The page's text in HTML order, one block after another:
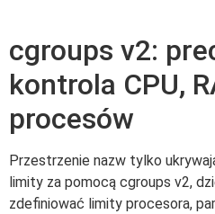
cgroups v2:
kontrola CPU,
procesów
Przestrzenie nazw tylko
limity za pomocą cgroups v2,
zdefiniować limity procesora,